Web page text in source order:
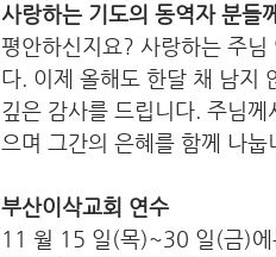
EWC 대한민국 TMTC
사랑하는 기도의 동역자 분들께
평안하신지요? 사랑하는 주
다. 이제 올해도 한달 채 남지
깊은 감사를 드립니다. 주님
으며 그간의 은혜를 함께 나눕
부산이삭교회 연수
11 월 15 일(목)~30 일(금)에